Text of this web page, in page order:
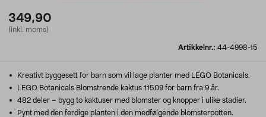
349,90
(inkl. moms)
Artikkelnr.: 44-4998-15
Kreativt byggesett for barn som vil lage planter med LEGO Botanicals.
LEGO Botanicals Blomstrende kaktus 11509 for barn fra 9 år.
482 deler – bygg to kaktuser med blomster og knopper i ulike stadier.
Pynt med den ferdige planten i den medfølgende blomsterpotten.